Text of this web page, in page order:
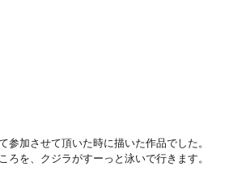
参加させて頂いた時に描いた作品でした。
ろを、クジラがすーっと泳いで行きます。